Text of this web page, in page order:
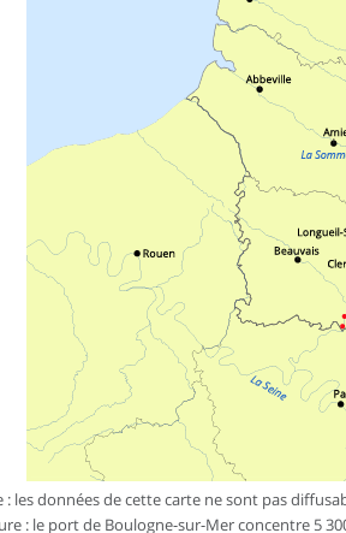
: les données de cette carte ne sont pas
: le port de Boulogne-sur-Mer concentre 5